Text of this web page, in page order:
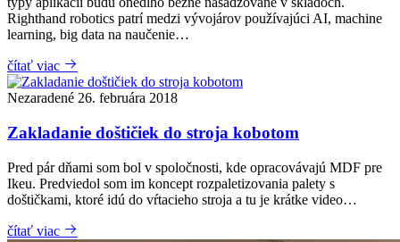
Righthand robotics patrí medzi vývojárov používajúci AI, machine
learning, big data na naučenie…
čítať viac
Nezaradené 26. februára 2018
Zakladanie doštičiek do stroja kobotom
Pred pár dňami som bol v spoločnosti, kde opracovávajú MDF pre
Ikeu. Predviedol som im koncept rozpaletizovania palety s
doštičkami, ktoré idú do vŕtacieho stroja a tu je krátke video…
čítať viac